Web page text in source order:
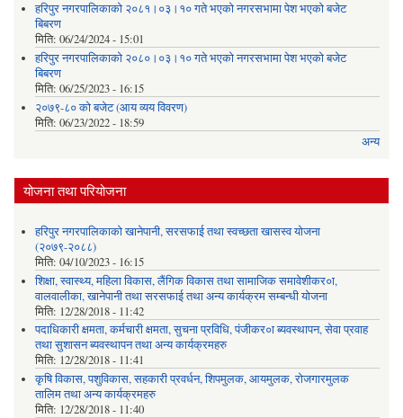
हरिपुर नगरपालिकाको २०८१।०३।१० गते भएको नगरसभामा पेश भएको बजेट
बिबरण
मिति: 06/24/2024 - 15:01
हरिपुर नगरपालिकाको २०८०।०३।१० गते भएको नगरसभामा पेश भएको बजेट
बिबरण
मिति: 06/25/2023 - 16:15
२०७९-८० को बजेट (आय व्यय विवरण)
मिति: 06/23/2022 - 18:59
अन्य
योजना तथा परियोजना
हरिपुर नगरपालिकाको खानेपानी, सरसफाई तथा स्वच्छता खासस्व योजना
(२०७९-२०८८)
मिति: 04/10/2023 - 16:15
शिक्षा, स्वास्थ्य, महिला विकास, लैंगिक विकास तथा सामाजिक समावेशीकर०ा,
वालवालीका, खानेपानी तथा सरसफाई तथा अन्य कार्यक्रम सम्बन्धी योजना
मिति: 12/28/2018 - 11:42
पदाधिकारी क्षमता, कर्मचारी क्षमता, सुचना प्रविधि, पंजीकर०ा ब्यवस्थापन, सेवा प्रवाह
तथा सुशासन ब्यवस्थापन तथा अन्य कार्यक्रमहरु
मिति: 12/28/2018 - 11:41
कृषि विकास, पशुविकास, सहकारी प्रवर्धन, शिपमुलक, आयमुलक, रोजगारमुलक
तालिम तथा अन्य कार्यक्रमहरु
मिति: 12/28/2018 - 11:40